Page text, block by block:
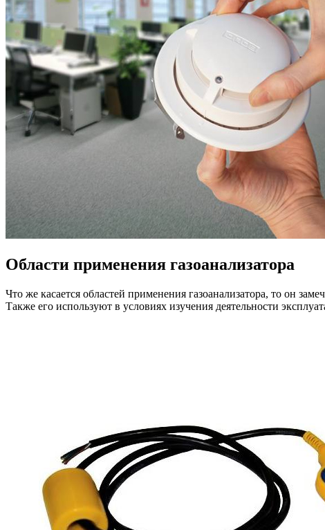
Области применения газоанализатора
Что же касается областей применения газоанализатора, то он
Также его используют в условиях изучения деятельности